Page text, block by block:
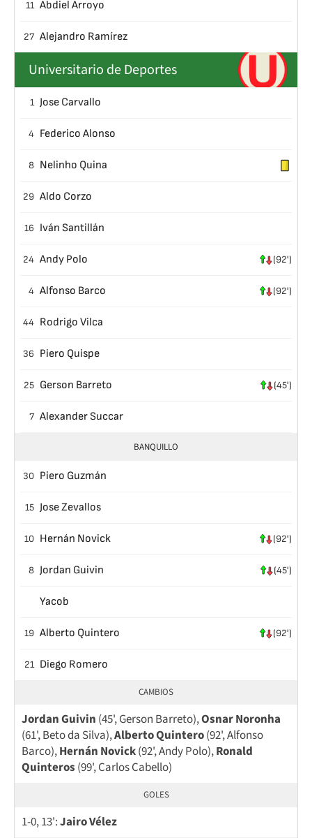
11 Abdiel Arroyo
27 Alejandro Ramírez
Universitario de Deportes
1 Jose Carvallo
4 Federico Alonso
8 Nelinho Quina
29 Aldo Corzo
16 Iván Santillán
24 Andy Polo (92')
4 Alfonso Barco (92')
44 Rodrigo Vilca
36 Piero Quispe
25 Gerson Barreto (45')
7 Alexander Succar
BANQUILLO
30 Piero Guzmán
15 Jose Zevallos
10 Hernán Novick (92')
8 Jordan Guivin (45')
Yacob
19 Alberto Quintero (92')
21 Diego Romero
CAMBIOS
Jordan Guivin (45', Gerson Barreto),Osnar Noronha
(61', Beto da Silva),Alberto Quintero(92', Alfonso
Barco),Hernán Novick(92', Andy Polo),Ronald
Quinteros (99', Carlos Cabello)
GOLES
1-0, 13':Jairo Vélez